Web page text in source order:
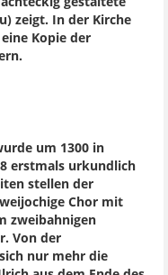
zeigt. In der Kirche
Kopie der
um 1300 in
erstmals urkundlich
stellen der
Chor mit
zweibahnigen
Von der
nur mehr die